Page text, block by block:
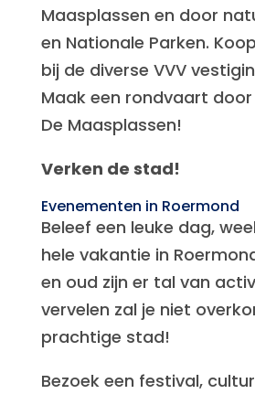
Maasplassen en door
en Nationale Parken.
bij de diverse VVV
Maak een rondvaart
De Maasplassen!
Verken de stad!
Evenementen in Roermond
Beleef een leuke dag,
hele vakantie in
en oud zijn er tal van
vervelen zal je niet
prachtige stad!
Bezoek een festival,